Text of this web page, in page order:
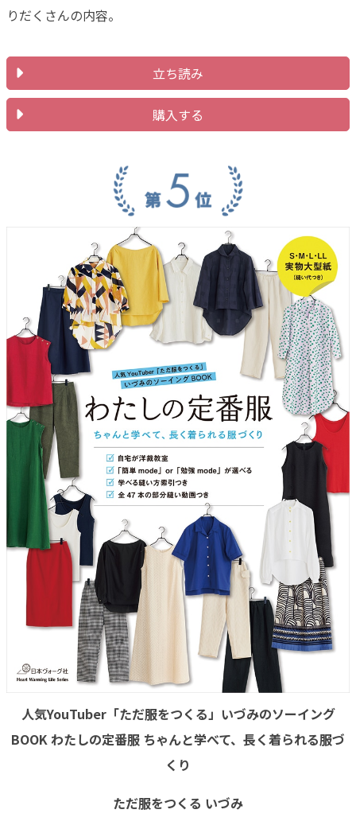
りだくさんの内容。
立ち読み
購入する
人気YouTuber「ただ服をつくる」いづみのソーイング
BOOK わたしの定番服 ちゃんと学べて、長く着られる服づ
くり
ただ服をつくる いづみ